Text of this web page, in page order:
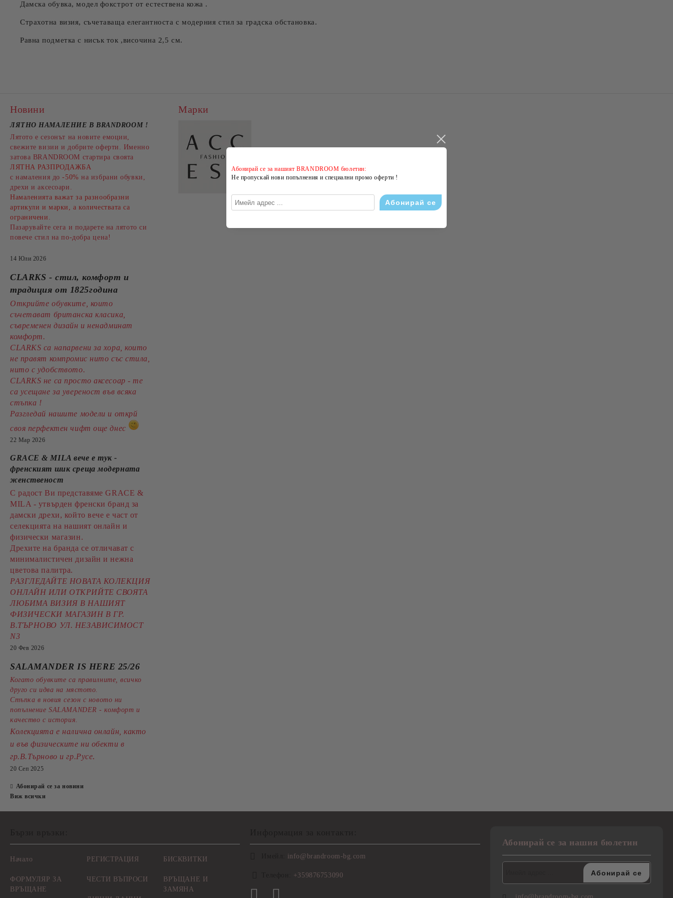
Дамска обувка, модел фокстрот от естествена кожа .
Страхотна визия, съчетаваща елегантноста с модерния стил за градска обстановка.
Равна подметка с нисък ток ,височина 2,5 см.
Новини
ЛЯТНО НАМАЛЕНИЕ В BRANDROOM !
Лятото е сезонът на новите емоции,
свежите визии и добрите оферти. Именно
затова BRANDROOM стартира своята
ЛЯТНА РАЗПРОДАЖБА
с намаления до -50% на избрани обувки,
дрехи и аксесоари.
Намаленията важат за разнообразни
артикули и марки, а количествата са
ограничени.
Пазарувайте сега и подарете на лятото си
повече стил на по-добра цена!
14 Юли 2026
CLARKS - стил, комфорт и
традиция от 1825година
Открийте обувките, които
съчетават британска класика,
съвременен дизайн и ненадминат
комфорт.
CLARKS са напарвени за хора, които
не правят компромис нито със стила,
нито с удобството.
CLARKS не са просто аксесоар - те
са усещане за увереност във всяка
стъпка !
Разгледай нашите модели и открй
своя перфектен чифт още днес
22 Мар 2026
GRACE & MILA вече е тук -
френският шик среща модерната
женственост
С радост Ви представяме GRACE &
MILA - утвърден френски бранд за
дамски дрехи, който вече е част от
селекцията на нашият онлайн и
физически магазин.
Дрехите на бранда се отличават с
минималистичен дизайн и нежна
цветова палитра.
РАЗГЛЕДАЙТЕ НОВАТА КОЛЕКЦИЯ
ОНЛАЙН ИЛИ ОТКРИЙТЕ СВОЯТА
ЛЮБИМА ВИЗИЯ В НАШИЯТ
ФИЗИЧЕСКИ МАГАЗИН В ГР.
В.ТЪРНОВО УЛ. НЕЗАВИСИМОСТ
N3
20 Фев 2026
SALAMANDER IS HERE 25/26
Когато обувките са правилните, всичко
друго си идва на мястото.
Стъпка в новия сезон с новото ни
попълнение SALAMANDER - комфорт и
качество с история.
Колекцията е налична онлайн, както
и във физическите ни обекти в
гр.В.Търново и гр.Русе.
20 Сеп 2025
Абонирай се за новини
Виж всички
Марки
Начало
ФОРМУЛЯР ЗА
ВРЪЩАНЕ
РЕГИСТРАЦИЯ
ЧЕСТИ ВЪПРОСИ
БИСКВИТКИ
ВРЪЩАНЕ И
ЗАМЯНА
info@brandroom-bg.com
+359876753090
Абонирай се за нашия бюлетин
Абонирай се за нашият BRANDROOM бюлетин:
Не пропускай нови попълнения и специални промо оферти !